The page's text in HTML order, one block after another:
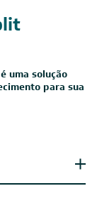
uma solução
para sua